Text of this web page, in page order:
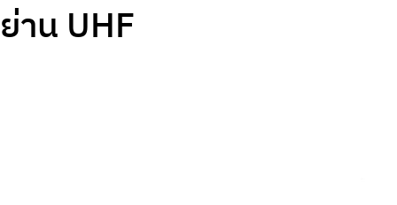
ย่าน UHF